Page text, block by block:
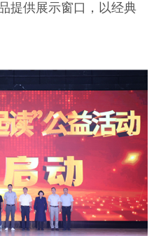
提供展示窗口，以经典